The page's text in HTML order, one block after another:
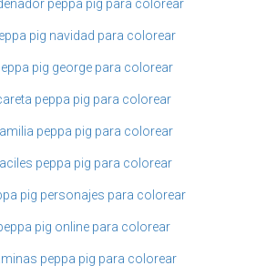
peppa pig para colorear
pig navidad para colorear
pig george para colorear
peppa pig para colorear
peppa pig para colorear
peppa pig para colorear
pig personajes para colorear
pig online para colorear
peppa pig para colorear